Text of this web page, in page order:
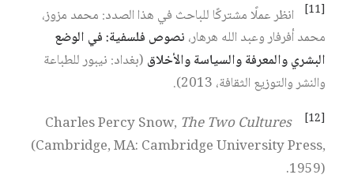
[11]
انظر عملًا مشتركًا للباحث في هذا الصدد: محمد مزوز،
محمد أفرفار وعبد الله هرهار، نصوص فلسفية: في الوضع
البشري والمعرفة والسياسة والأخلاق (بغداد: نيبور للطباعة
والنشر والتوزيع الثقافة، 2013).
[12]
Charles Percy Snow,
The Two Cultures
(Cambridge, MA: Cambridge University Press,
1959).